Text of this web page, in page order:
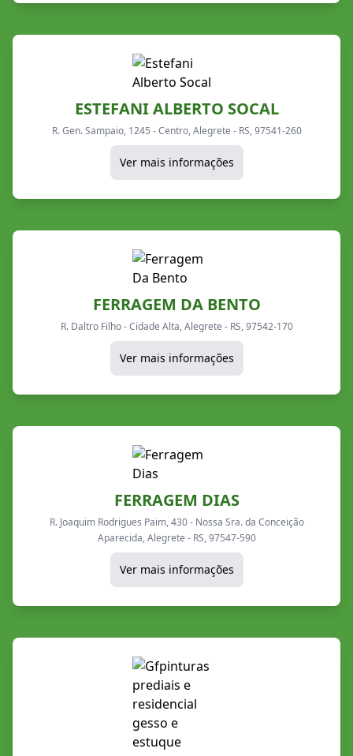
ESTEFANI ALBERTO SOCAL
R. Gen. Sampaio, 1245 - Centro, Alegrete - RS, 97541-260
Ver mais informações
FERRAGEM DA BENTO
R. Daltro Filho - Cidade Alta, Alegrete - RS, 97542-170
Ver mais informações
FERRAGEM DIAS
R. Joaquim Rodrigues Paim, 430 - Nossa Sra. da Conceição
Aparecida, Alegrete - RS, 97547-590
Ver mais informações